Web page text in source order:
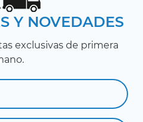
Y NOVEDADES
exclusivas de primera